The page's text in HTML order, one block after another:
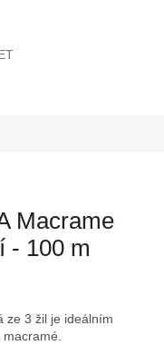
Macrame
- 100 m
ze 3 žil je ideálním